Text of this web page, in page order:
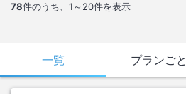
78件のうち、 1～20件を表示
一覧 プランごと